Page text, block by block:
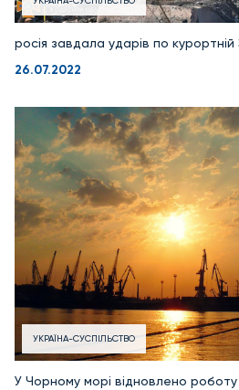
росія завдала ударів по курортній
26.07.2022
УКРАЇНА-СУСПІЛЬСТВО
У Чорному морі відновлено роботу